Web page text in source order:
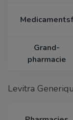
Grand-
pharmacie
Levitra